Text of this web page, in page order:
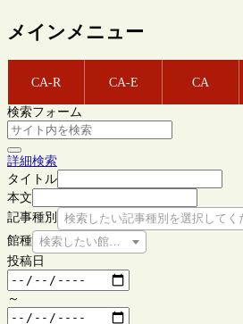
メインメニュー
CA-R CA-E CA
検索フォーム
詳細検索
タイトル
本文
記事種別
検索したい記事種別を選択してく
館種 検索したい館種を選択してください
投稿日
～